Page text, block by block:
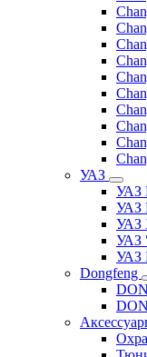
УАЗ
УАЗ
УАЗ
УАЗ
УАЗ
УАЗ
Dongfeng